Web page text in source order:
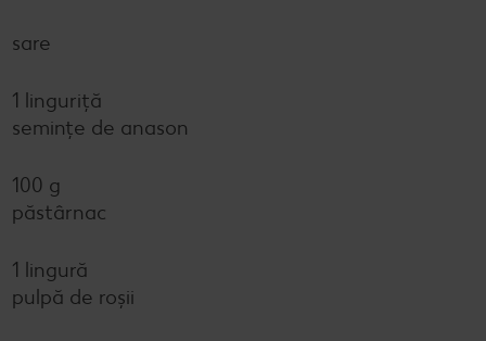
sare
1 linguriță
semințe de anason
100 g
păstârnac
1 lingură
pulpă de roșii